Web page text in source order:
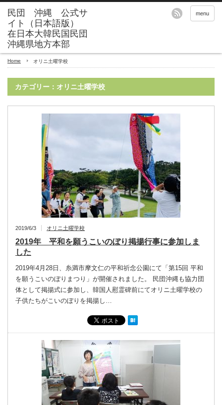
menu
Home オリニ土曜学校
カテゴリー：オリニ土曜学校
2019/6/3 オリニ土曜学校
2019年 平和を願うこいのぼり掲揚行事に参加しま
した
2019年4月28日、糸満市摩文仁の平和祈念公園にて「第15回 平和
を願うこいのぼりまつり」が開催されました。 民団沖縄も協力団
体として掲揚式に参加し、韓国人慰霊碑前にてオリニ土曜学校の
子供たちがこいのぼりを掲揚し…